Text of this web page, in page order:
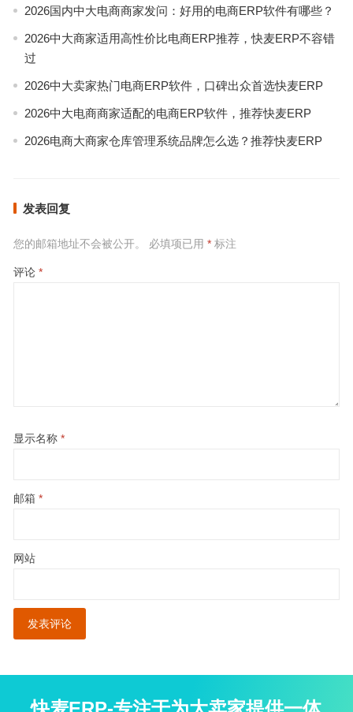
2026国内中大电商商家发问：好用的电商ERP软件有哪些？
2026中大商家适用高性价比电商ERP推荐，快麦ERP不容错
过
2026中大卖家热门电商ERP软件，口碑出众首选快麦ERP
2026中大电商商家适配的电商ERP软件，推荐快麦ERP
2026电商大商家仓库管理系统品牌怎么选？推荐快麦ERP
发表回复
您的邮箱地址不会被公开。 必填项已用 *标注
评论 *
显示名称 *
邮箱 *
网站